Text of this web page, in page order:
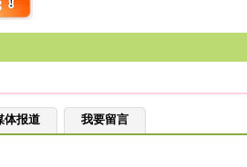
体报道 我要留言